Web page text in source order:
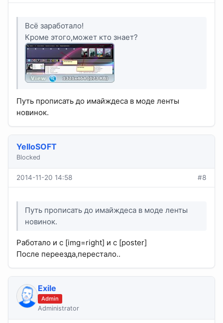
Всё заработало!
Кроме этого,может кто знает?
Путь прописать до имайждеса в моде ленты
новинок.
YelloSOFT
Blocked
2014-11-20 14:58 #8
Путь прописать до имайждеса в моде ленты
новинок.
Работало и с [img=right] и с [poster]
После переезда,перестало..
Exile
Admin
Administrator